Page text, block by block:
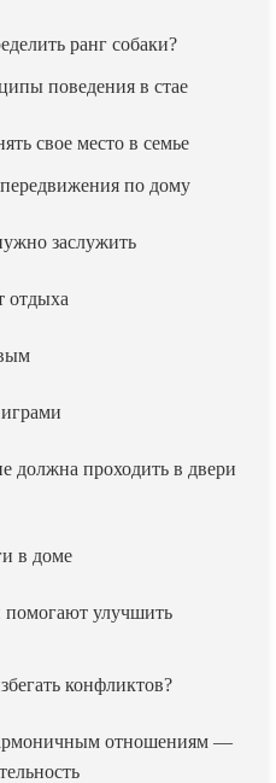
ранг собаки?
поведения в стае
свое место в семье
по дому
заслужить
отдыха
должна проходить в двери
в доме
помогают улучшить
конфликтов?
отношениям —